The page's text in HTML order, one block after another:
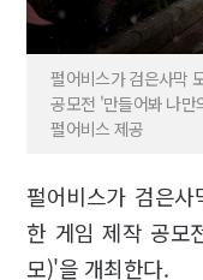
펄어비스가 검은사막
공모전 '만들어봐 나
펄어비스 제공
펄어비스가 검은
한 게임 제작 공모
모)'을 개최한다.